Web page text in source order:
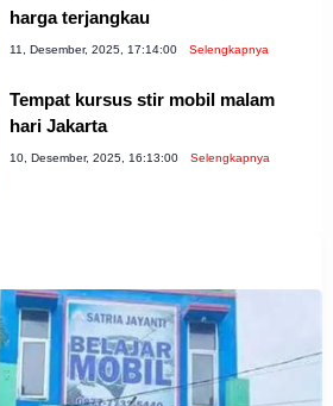
harga terjangkau
11, Desember, 2025, 17:14:00 Selengkapnya
Tempat kursus stir mobil malam
hari Jakarta
10, Desember, 2025, 16:13:00 Selengkapnya